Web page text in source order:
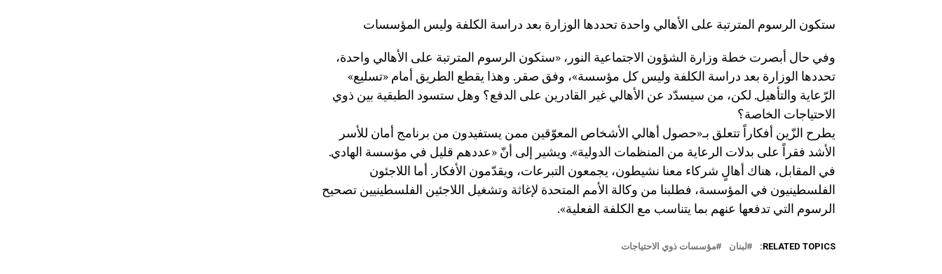
ستكون الرسوم المترتبة على الأهالي واحدة تحددها الوزارة بعد دراسة الكلفة وليس المؤسسات
وفي حال أبصرت خطة وزارة الشؤون الاجتماعية النور، «ستكون الرسوم المترتبة على الأهالي واحدة،
تحددها الوزارة بعد دراسة الكلفة وليس كل مؤسسة»، وفق صقر. وهذا يقطع الطريق أمام «تسليع»
الرّعاية والتأهيل. لكن، من سيسدّد عن الأهالي غير القادرين على الدفع؟ وهل ستسود الطبقية بين ذوي
الاحتياجات الخاصة؟
يطرح الزّين أفكاراً تتعلق بـ«حصول أهالي الأشخاص المعوّقين ممن يستفيدون من برنامج أمان للأسر
الأشد فقراً على بدلات الرعاية من المنظمات الدولية». ويشير إلى أنّ «عددهم قليل في مؤسسة الهادي.
في المقابل، هناك أهالٍ شركاء معنا نشيطون، يجمعون التبرعات، ويقدّمون الأفكار. أما اللاجئون
الفلسطينيون في المؤسسة، فطلبنا من وكالة الأمم المتحدة لإغاثة وتشغيل اللاجئين الفلسطينيين تصحيح
الرسوم التي تدفعها عنهم بما يتناسب مع الكلفة الفعلية».
RELATED TOPICS: لبنان مؤسسات ذوي الاحتياجات